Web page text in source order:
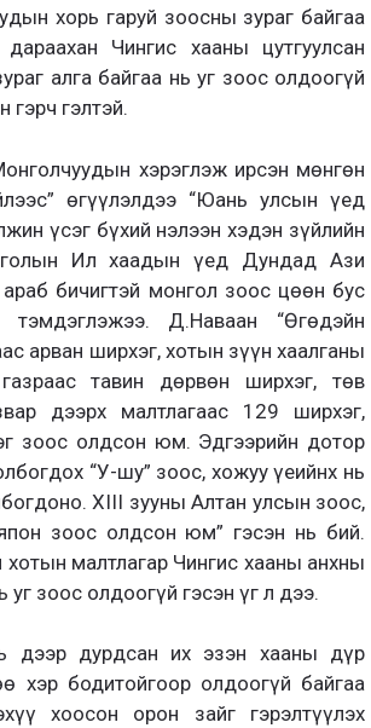
хорь гаруй зоосны зураг байгаа
Чингис хааны цутгуулсан
алга байгаа нь уг зоос олдоогүй
гэрч гэлтэй.
хэрэглэж ирсэн мөнгөн
өгүүлэлдээ “Юань улсын үед
үсэг бүхий нэлээн хэдэн зүйлийн
Ил хаадын үед Дундад Ази
араб бичигтэй монгол зоос цөөн бус
тэмдэглэжээ. Д.Наваан “Өгөдэйн
арван ширхэг, хотын зүүн хаалганы
тавин дөрвөн ширхэг, төв
дээрх малтлагаас 129 ширхэг,
зоос олдсон юм. Эдгээрийн дотор
“У-шу” зоос, хожуу үеийнх нь
XIII зууны Алтан улсын зоос,
зоос олдсон юм” гэсэн нь бий.
малтлагар Чингис хааны анхны
уг зоос олдоогүй гэсэн үг л дээ.
дээр дурдсан их эзэн хааны дүр
хэр бодитойгоор олдоогүй байгаа
хоосон орон зайг гэрэлтүүлэх